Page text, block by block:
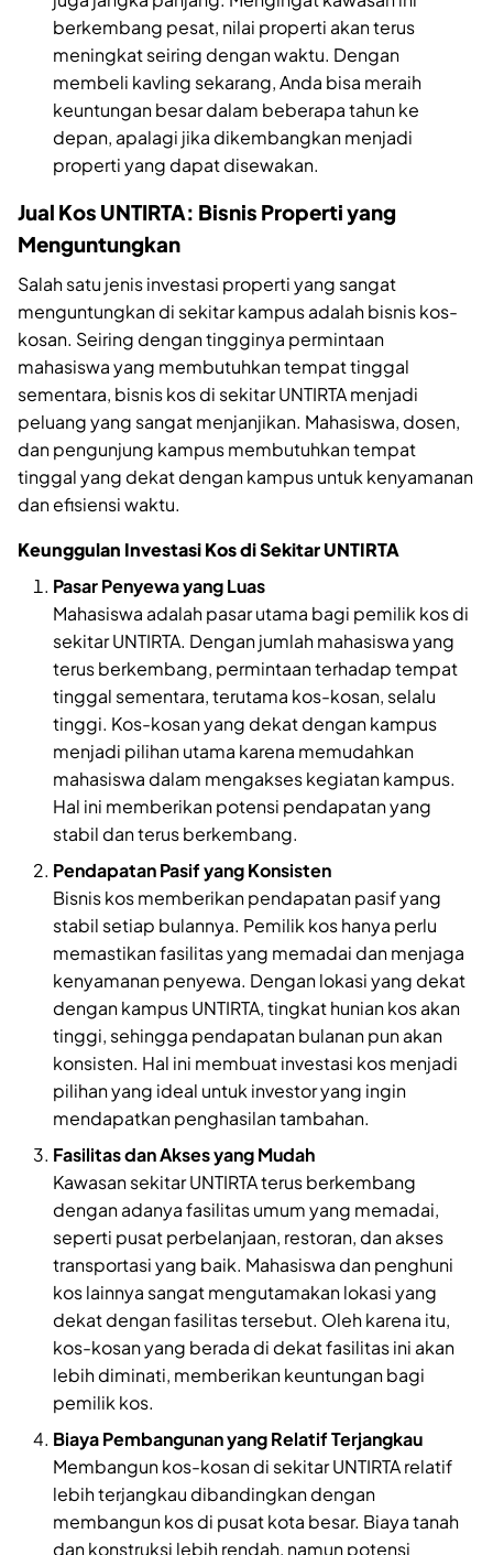
berkembang pesat, nilai properti akan terus
meningkat seiring dengan waktu. Dengan
membeli kavling sekarang, Anda bisa meraih
keuntungan besar dalam beberapa tahun ke
depan, apalagi jika dikembangkan menjadi
properti yang dapat disewakan.
Jual Kos UNTIRTA: Bisnis Properti yang
Menguntungkan
Salah satu jenis investasi properti yang sangat
menguntungkan di sekitar kampus adalah bisnis kos-
kosan. Seiring dengan tingginya permintaan
mahasiswa yang membutuhkan tempat tinggal
sementara, bisnis kos di sekitar UNTIRTA menjadi
peluang yang sangat menjanjikan. Mahasiswa, dosen,
dan pengunjung kampus membutuhkan tempat
tinggal yang dekat dengan kampus untuk kenyamanan
dan efisiensi waktu.
Keunggulan Investasi Kos di Sekitar UNTIRTA
Pasar Penyewa yang Luas
Mahasiswa adalah pasar utama bagi pemilik kos di
sekitar UNTIRTA. Dengan jumlah mahasiswa yang
terus berkembang, permintaan terhadap tempat
tinggal sementara, terutama kos-kosan, selalu
tinggi. Kos-kosan yang dekat dengan kampus
menjadi pilihan utama karena memudahkan
mahasiswa dalam mengakses kegiatan kampus.
Hal ini memberikan potensi pendapatan yang
stabil dan terus berkembang.
Pendapatan Pasif yang Konsisten
Bisnis kos memberikan pendapatan pasif yang
stabil setiap bulannya. Pemilik kos hanya perlu
memastikan fasilitas yang memadai dan menjaga
kenyamanan penyewa. Dengan lokasi yang dekat
dengan kampus UNTIRTA, tingkat hunian kos akan
tinggi, sehingga pendapatan bulanan pun akan
konsisten. Hal ini membuat investasi kos menjadi
pilihan yang ideal untuk investor yang ingin
mendapatkan penghasilan tambahan.
Fasilitas dan Akses yang Mudah
Kawasan sekitar UNTIRTA terus berkembang
dengan adanya fasilitas umum yang memadai,
seperti pusat perbelanjaan, restoran, dan akses
transportasi yang baik. Mahasiswa dan penghuni
kos lainnya sangat mengutamakan lokasi yang
dekat dengan fasilitas tersebut. Oleh karena itu,
kos-kosan yang berada di dekat fasilitas ini akan
lebih diminati, memberikan keuntungan bagi
pemilik kos.
Biaya Pembangunan yang Relatif Terjangkau
Membangun kos-kosan di sekitar UNTIRTA relatif
lebih terjangkau dibandingkan dengan
membangun kos di pusat kota besar. Biaya tanah
dan konstruksi lebih rendah, namun potensi